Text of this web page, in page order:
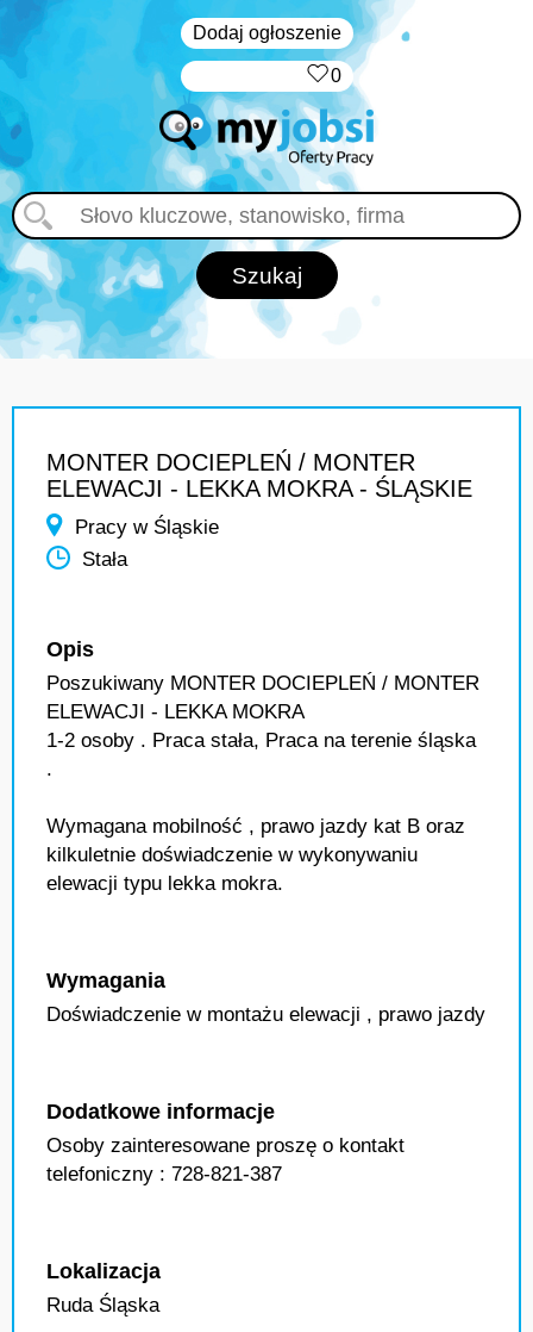
Dodaj ogłoszenie
0
MONTER DOCIEPLEŃ / MONTER
ELEWACJI - LEKKA MOKRA - ŚLĄSKIE
Pracy w Śląskie
Stała
Opis
Poszukiwany MONTER DOCIEPLEŃ / MONTER
ELEWACJI - LEKKA MOKRA
1-2 osoby . Praca stała, Praca na terenie śląska
.
Wymagana mobilność , prawo jazdy kat B oraz
kilkuletnie doświadczenie w wykonywaniu
elewacji typu lekka mokra.
Wymagania
Doświadczenie w montażu elewacji , prawo jazdy
Dodatkowe informacje
Osoby zainteresowane proszę o kontakt
telefoniczny : 728-821-387
Lokalizacja
Ruda Śląska